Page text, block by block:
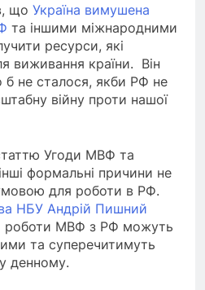
що Україна вимушена
та іншими міжнародними
ресурси, які
виживання країни. Він
б не сталося, якби РФ не
війну проти нашої
Угоди МВФ та
формальні причини не
для роботи в РФ.
НБУ Андрій Пишний
роботи МВФ з РФ можуть
та суперечитимуть
денному.